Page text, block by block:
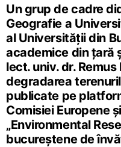
Un grup de cadre
Geografie a
al Universității din
academice din țară
lect. univ. dr.
degradarea
publicate pe
Comisiei Europene
„Environmental
bucureștene de